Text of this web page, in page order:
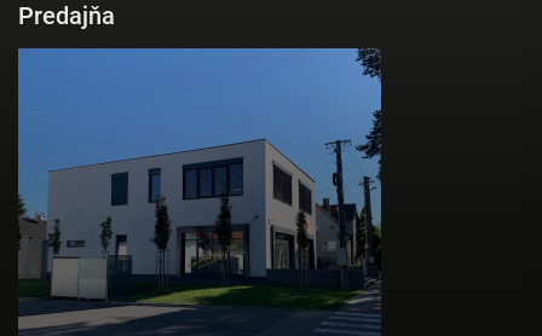
Predajňa